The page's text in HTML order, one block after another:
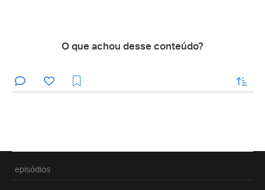
O que achou desse conteúdo?
enviar
episódios